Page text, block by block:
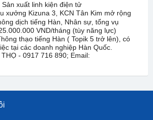
Sản xuất linh kiện điện tử
xưởng Kizuna 3, KCN Tân Kim mở rộng
dịch tiếng Hàn, Nhân sự, tổng vụ
VND/tháng (tùy năng lực)
thạo tiếng Hàn ( Topik 5 trở lên), có
tại các doanh nghiệp Hàn Quốc.
THỌ - 0917 716 890; Email: